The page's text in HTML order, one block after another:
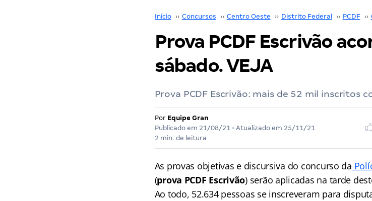
Início ›› Concursos ›› Centro Oeste ›› Distrito Federal ›› PCDF ››
Prova PCDF Escrivão
sábado. VEJA
Prova PCDF Escrivão: mais de 52 mil inscritos
Por Equipe Gran
Publicado em 21/08/21• Atualizado em 25/11/21
2 min. de leitura
As provas objetivas e discursiva do concurso da
(prova PCDF Escrivão) serão aplicadas na tarde
Ao todo, 52.634 pessoas se inscreveram para